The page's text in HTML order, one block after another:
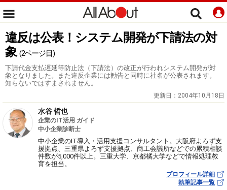
違反は公表！システム開発が下請法の対
象 (2ページ目)
下請代金支払遅延等防止法（下請法）の改正が行われシステム開発が対
象となりました。また違反企業には勧告と同時に社名が公表されます。
知らないではすまされません。
更新日： 2004年10月18日
水谷 哲也
企業のIT活用 ガイド
中小企業診断士
中小企業のIT導入・活用支援コンサルタント。大阪府よろず支
援拠点、三重県よろず支援拠点、商工会議所などでの累積相談
件数が5,000件以上。三重大学、京都橘大学などで情報処理教
育を担当。
プロフィール詳細
執筆記事一覧